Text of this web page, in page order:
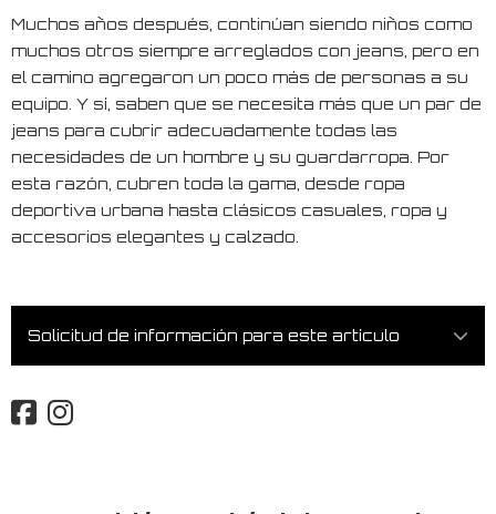
Muchos años después, continúan siendo niños como
muchos otros siempre arreglados con jeans, pero en
el camino agregaron un poco más de personas a su
equipo. Y sí, saben que se necesita más que un par de
jeans para cubrir adecuadamente todas las
necesidades de un hombre y su guardarropa. Por
esta razón, cubren toda la gama, desde ropa
deportiva urbana hasta clásicos casuales, ropa y
accesorios elegantes y calzado.
Solicitud de información para este artículo